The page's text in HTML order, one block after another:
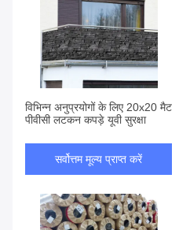
विभिन्न अनुप्रयोगों के लिए 20x20 मैट
पीवीसी लटकन कपड़े यूवी सुरक्षा
सर्वोत्तम मूल्य प्राप्त करें